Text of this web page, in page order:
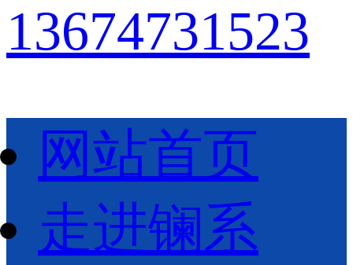
13674731523
网站首页
走进镧系